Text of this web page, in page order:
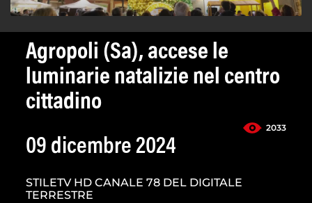
Agropoli (Sa), accese le
luminarie natalizie nel centro
cittadino
2033
09 dicembre 2024
STILETV HD CANALE 78 DEL DIGITALE
TERRESTRE